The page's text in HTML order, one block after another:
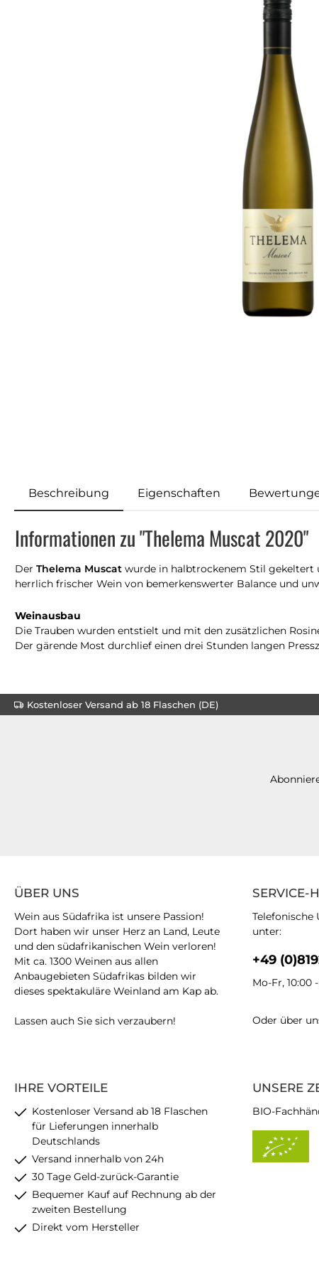
Beschreibung Eigenschaften
Informationen zu "Thelema Muscat 2020"
Der Thelema Muscat wurde in halbtrockenem Stil gekeltert
herrlich frischer Wein von bemerkenswerter Balance und
Weinausbau
Die Trauben wurden entstielt und mit den zusätzlichen
Der gärende Most durchlief einen drei Stunden langen
Kostenloser Versand ab 18 Flaschen (DE)
SERVICE-
unter:
+49
Mo-Fr, 10:00
Oder über
IHRE VORTEILE
Kostenloser Versand ab 18 Flaschen
für Lieferungen innerhalb
Deutschlands
Versand innerhalb von 24h
30 Tage Geld-zurück-Garantie
Bequemer Kauf auf Rechnung ab der
zweiten Bestellung
Direkt vom Hersteller
ÜBER UNS
Wein aus Südafrika ist unsere Passion!
Dort haben wir unser Herz an Land, Leute
und den südafrikanischen Wein verloren!
Mit ca. 1300 Weinen aus allen
Anbaugebieten Südafrikas bilden wir
dieses spektakuläre Weinland am Kap ab.
Lassen auch Sie sich verzaubern!
UNSERE
BIO-